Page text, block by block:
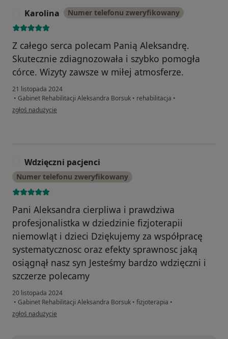
Karolina Numer telefonu zweryfikowany
Z całego serca polecam Panią Aleksandrę.
Skutecznie zdiagnozowała i szybko pomogła
córce. Wizyty zawsze w miłej atmosferze.
21 listopada 2024
• Gabinet Rehabilitacji Aleksandra Borsuk • rehabilitacja •
w opinii użytkownika Karolina
zgłoś nadużycie
Wdzięczni pacjenci
Numer telefonu zweryfikowany
Pani Aleksandra cierpliwa i prawdziwa
profesjonalistka w dziedzinie fizjoterapii
niemowląt i dzieci Dziękujemy za współpracę
systematycznosc oraz efekty sprawnosc jaką
osiągnął nasz syn Jesteśmy bardzo wdzięczni i
szczerze polecamy
20 listopada 2024
• Gabinet Rehabilitacji Aleksandra Borsuk • fizjoterapia •
w opinii użytkownika Wdzięczni pacjenci
zgłoś nadużycie